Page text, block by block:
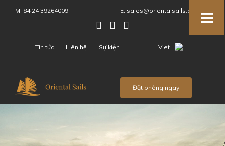
M. 84 24 39264009 E. sales@orientalsails.com
Tin tức Liên hệ Sự kiện Viet
Đặt phòng ngay